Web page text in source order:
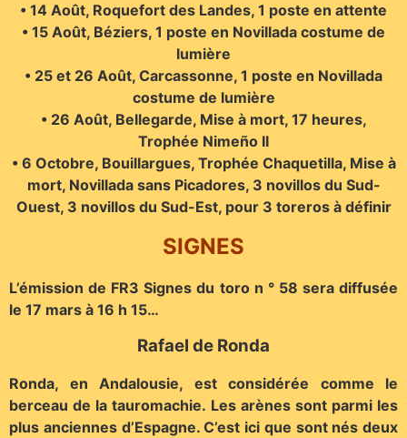
• 14 Août, Roquefort des Landes, 1 poste en attente
• 15 Août, Béziers, 1 poste en Novillada costume de
lumière
• 25 et 26 Août, Carcassonne, 1 poste en Novillada
costume de lumière
• 26 Août, Bellegarde, Mise à mort, 17 heures,
Trophée Nimeño II
• 6 Octobre, Bouillargues, Trophée Chaquetilla, Mise à
mort, Novillada sans Picadores, 3 novillos du Sud-
Ouest, 3 novillos du Sud-Est, pour 3 toreros à définir
SIGNES
L’émission de FR3 Signes du toro n ° 58 sera diffusée
le 17 mars à 16 h 15…
Rafael de Ronda
Ronda, en Andalousie, est considérée comme le
berceau de la tauromachie. Les arènes sont parmi les
plus anciennes d’Espagne. C’est ici que sont nés deux